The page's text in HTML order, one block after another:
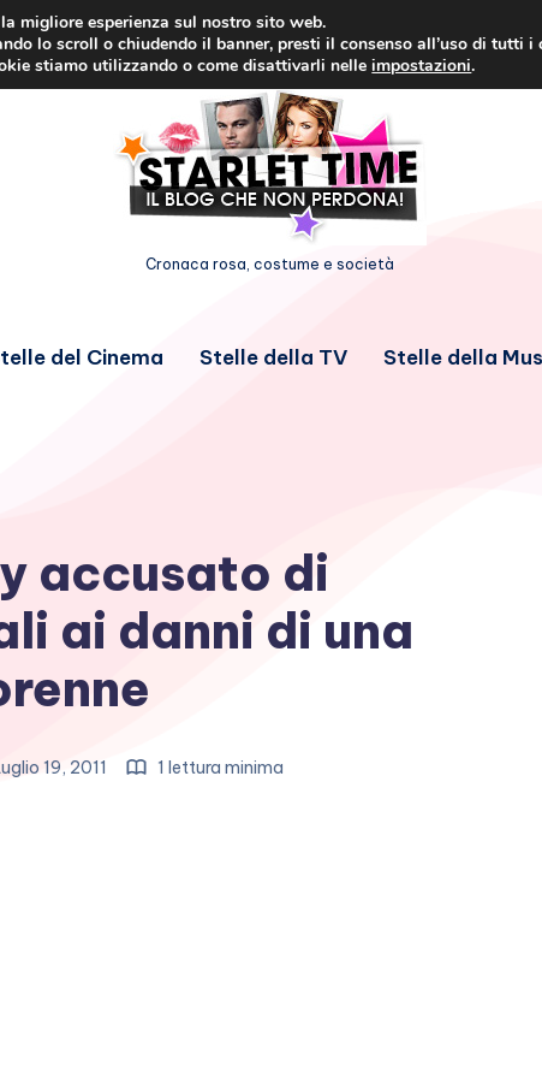
Cronaca rosa, costume e società
del Cinema Stelle della TV Stelle della
accusato di
ai danni di una
19, 2011 1 lettura minima
migliore esperienza sul nostro sito web.
lo scroll o chiudendo il banner, presti il consenso all’uso di tutti i
stiamo utilizzando o come disattivarli nelleimpostazioni.